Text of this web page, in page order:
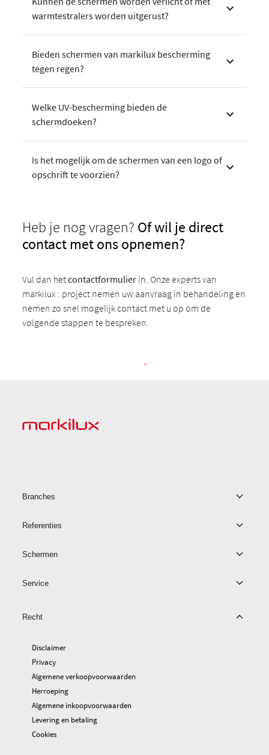
warmtestralers worden uitgerust?
Bieden schermen van markilux bescherming
tegen regen?
Welke UV-bescherming bieden de
schermdoeken?
Is het mogelijk om de schermen van een logo of
opschrift te voorzien?
Heb je nog vragen? Of wil je direct
contact met ons opnemen?
Vul dan hetcontactformulier in. Onze experts van
markilux : project nemen uw aanvraag in behandeling en
nemen zo snel mogelijk contact met u op om de
volgende stappen te bespreken.
Branches
Referenties
Schermen
Service
Recht
Disclaimer
Privacy
Algemene verkoopvoorwaarden
Herroeping
Algemene inkoopvoorwaarden
Levering en betaling
Cookies